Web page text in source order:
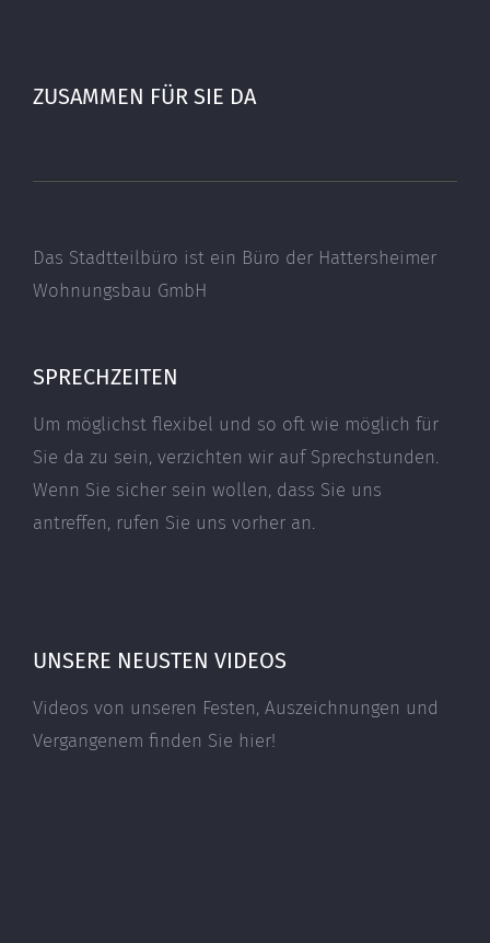
ZUSAMMEN FÜR SIE DA
Das Stadtteilbüro ist ein Büro der Hattersheimer
Wohnungsbau GmbH
SPRECHZEITEN
Um möglichst flexibel und so oft wie möglich für
Sie da zu sein, verzichten wir auf Sprechstunden.
Wenn Sie sicher sein wollen, dass Sie uns
antreffen, rufen Sie uns vorher an.
UNSERE NEUSTEN VIDEOS
Videos von unseren Festen, Auszeichnungen und
Vergangenem finden Sie hier!